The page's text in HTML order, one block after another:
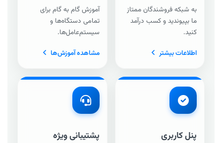
به شبکه فروشندگان ممتاز
ما بپیوندید و کسب درآمد
کنید.
اطلاعات بیشتر
آموزش گام به گام برای
تمامی دستگاه‌ها و
سیستم‌عامل‌ها.
مشاهده آموزش‌ها
پنل کاربری پشتیبانی ویژه